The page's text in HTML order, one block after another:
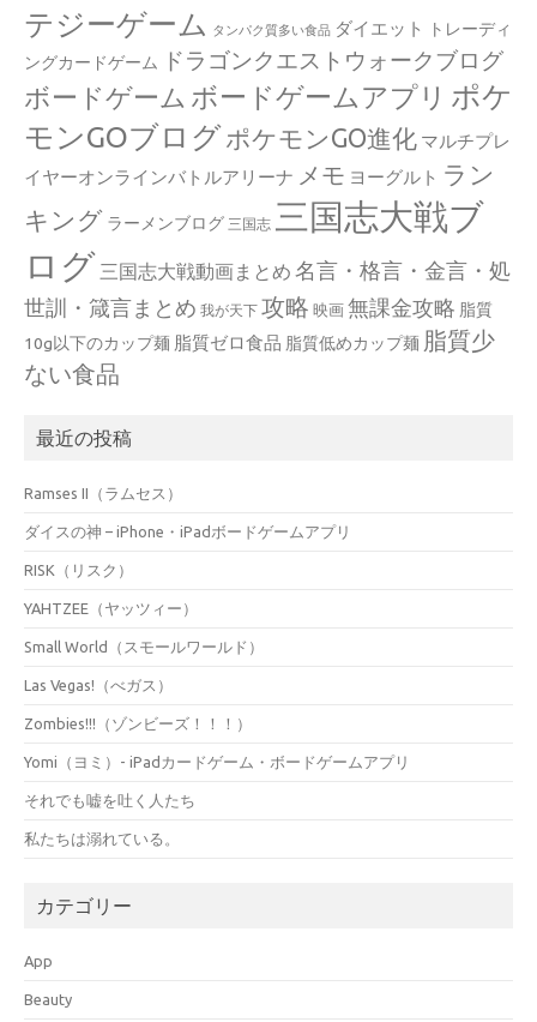
テジーゲーム
タンパク質多い食品 ダイエット
トレーディ
ングカードゲーム
ドラゴンクエストウォークブログ
ボードゲーム ボードゲームアプリ ポケ
モンGOブログ ポケモンGO進化 マルチプレ
イヤーオンラインバトルアリーナ メモ ヨーグルト ラン
キング ラーメンブログ 三国志 三国志大戦ブ
ログ 三国志大戦動画まとめ 名言・格言・金言・処
世訓・箴言まとめ 我が天下 攻略 映画 無課金攻略 脂質
10g以下のカップ麺 脂質ゼロ食品 脂質低めカップ麺 脂質少
ない食品
最近の投稿
Ramses II（ラムセス）
ダイスの神 – iPhone・iPadボードゲームアプリ
RISK（リスク）
YAHTZEE（ヤッツィー）
Small World（スモールワールド）
Las Vegas!（べガス）
Zombies!!!（ゾンビーズ！！！）
Yomi（ヨミ）- iPadカードゲーム・ボードゲームアプリ
それでも嘘を吐く人たち
私たちは溺れている。
カテゴリー
App
Beauty